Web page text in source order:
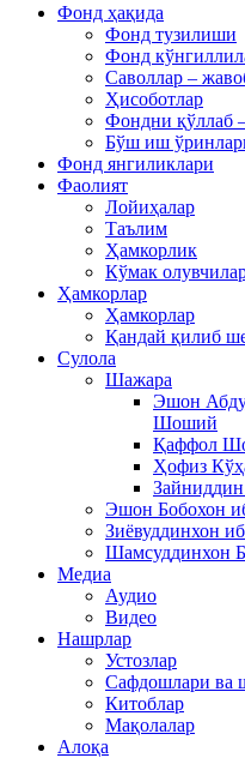
Фонд ҳақида
Фонд тузилиши
Фонд
Саволлар –
Ҳисоботлар
Фондни қўллаб
Бўш иш
Фонд янгиликлари
Фаолият
Лойиҳалар
Таълим
Ҳамкорлик
Кўмак
Ҳамкорлар
Ҳамкорлар
Қандай қилиб
Сулола
Шажара
Эшон
Шоший
Қаффол
Ҳофиз
Эшон Бобохон
Зиёвуддинхон
Шамсуддинхон
Медиа
Аудио
Видео
Нашрлар
Устозлар
Сафдошлари ва
Китоблар
Мақолалар
Алоқа